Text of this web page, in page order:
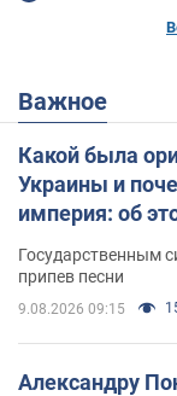
Важное
Какой была
Украины и
империя: об
Государственным
припев песни
9.08.2026 09:15
Александру